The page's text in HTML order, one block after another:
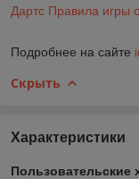
Дартс Правила игры
Подробнее на сайте
Скрыть
Характеристики
Пользовательские